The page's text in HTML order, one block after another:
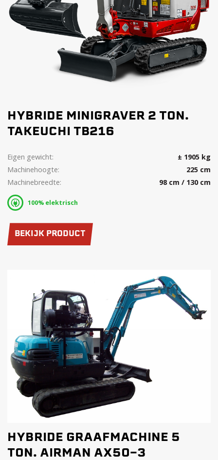
HYBRIDE MINIGRAVER 2 TON.
TAKEUCHI TB216
Eigen gewicht:
± 1905 kg
Machinehoogte:
225 cm
Machinebreedte:
98 cm / 130 cm
100% elektrisch
BEKIJK PRODUCT
HYBRIDE GRAAFMACHINE 5
TON. AIRMAN AX50-3